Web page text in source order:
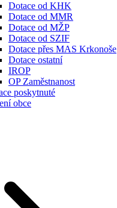
Dotace od KHK
Dotace od MMR
Dotace od MŽP
Dotace od SZIF
Dotace přes MAS Krkonoše
Dotace ostatní
IROP
OP Zaměstnanost
poskytnuté
obce